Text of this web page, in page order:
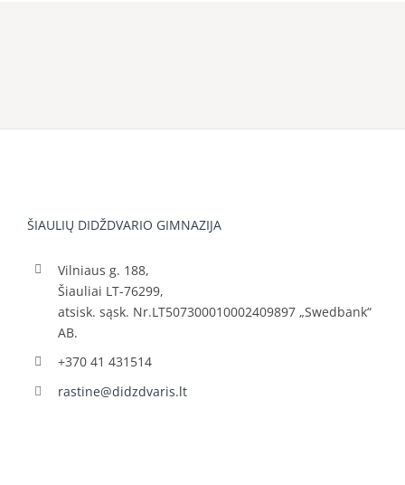
ŠIAULIŲ DIDŽDVARIO GIMNAZIJA
Vilniaus g. 188,
Šiauliai LT-76299,
atsisk. sąsk. Nr.LT507300010002409897 „Swedbank“
AB.
+370 41 431514
rastine@didzdvaris.lt